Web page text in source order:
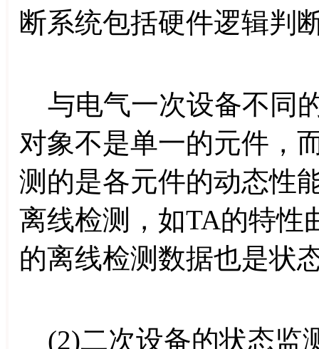
断系统包括硬件逻辑判
与电气一次设备不同
对象不是单一的元件，
测的是各元件的动态性
离线检测，如TA的特性
的离线检测数据也是状
(2)二次设备的状态监